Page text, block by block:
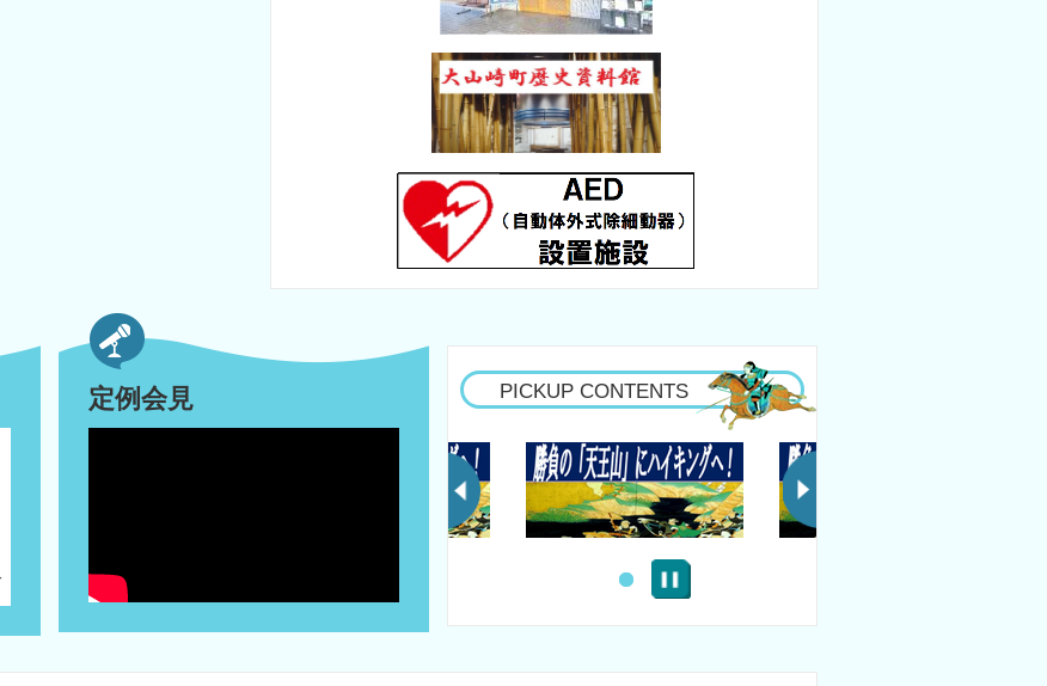
定例会見 PICKUP CONTENTS